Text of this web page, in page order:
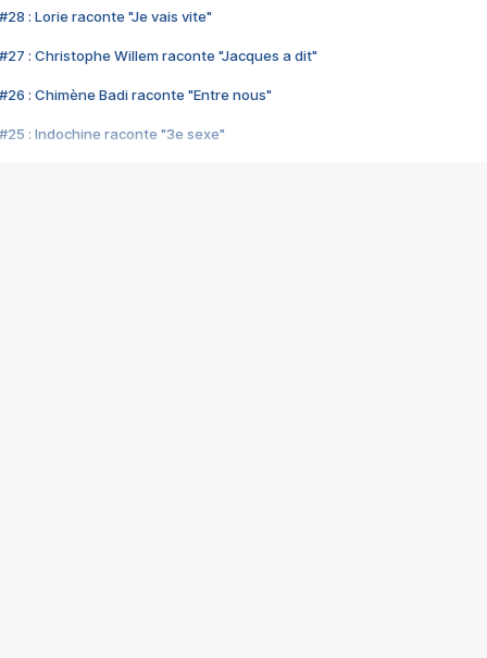
#28 : Lorie raconte "Je vais vite"
#27 : Christophe Willem raconte "Jacques a dit"
#26 : Chimène Badi raconte "Entre nous"
#25 : Indochine raconte "3e sexe"